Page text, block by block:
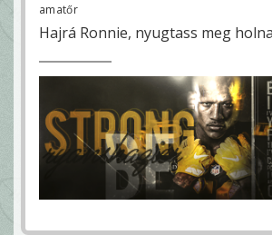
amatőr
Hajrá Ronnie, nyugtass meg